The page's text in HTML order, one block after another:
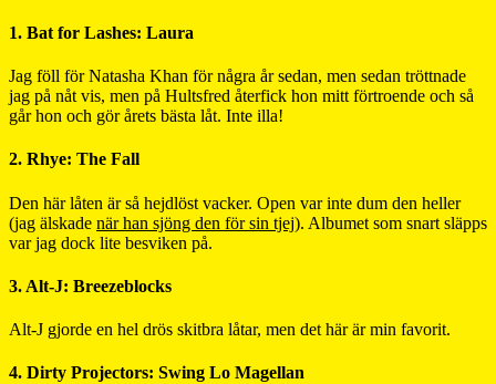
1. Bat for Lashes: Laura
Jag föll för Natasha Khan för några år sedan, men sedan tröttnade
jag på nåt vis, men på Hultsfred återfick hon mitt förtroende och så
går hon och gör årets bästa låt. Inte illa!
2. Rhye: The Fall
Den här låten är så hejdlöst vacker. Open var inte dum den heller
(jag älskade när han sjöng den för sin tjej). Albumet som snart släpps
var jag dock lite besviken på.
3. Alt-J: Breezeblocks
Alt-J gjorde en hel drös skitbra låtar, men det här är min favorit.
4. Dirty Projectors: Swing Lo Magellan